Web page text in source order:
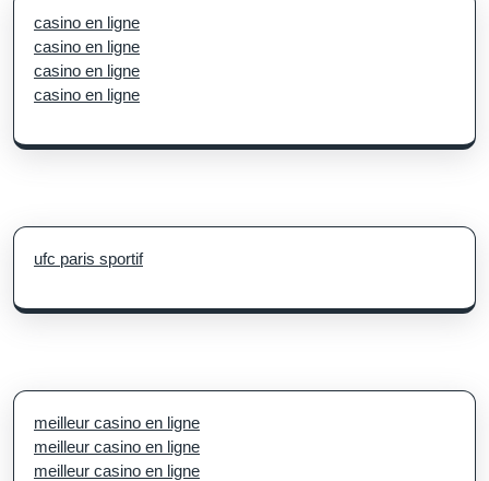
casino en ligne
casino en ligne
casino en ligne
casino en ligne
ufc paris sportif
meilleur casino en ligne
meilleur casino en ligne
meilleur casino en ligne